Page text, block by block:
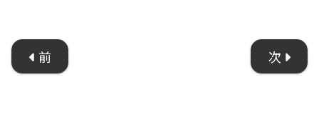
前 次